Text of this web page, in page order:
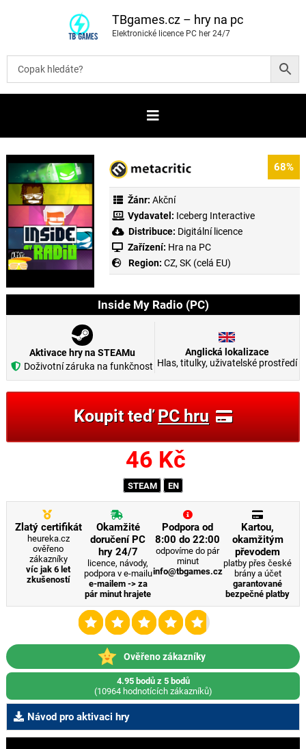
t
b
TBgames.cz – hry na pc
Elektronické licence PC her 24/7
68%
Žánr: Akční
Vydavatel: Iceberg Interactive
Distribuce: Digitální licence
Zařízení: Hra na PC
Region: CZ, SK (celá EU)
Inside My Radio (PC)
Aktivace hry na STEAMu
Doživotní záruka na funkčnost
Anglická lokalizace
Hlas, titulky, uživatelské prostředí
Koupit teďPC hru
46 Kč
STEAM EN
Zlatý certifikát
heureka.cz
ověřeno
zákazníky
víc jak 6 let
zkušeností
Okamžité
doručení PC
hry 24/7
licence, návody,
podpora v e-mailu
e-mailem -> za
pár minut hrajete
Podpora od
8:00 do 22:00
odpovíme do pár
minut
info@tbgames.cz
Kartou,
okamžitým
převodem
platby přes české
brány a účet
garantované
bezpečné platby
Ověřeno zákazníky
4.95 bodů z 5 bodů
(10964 hodnotících zákazníků)
Návod pro aktivaci hry